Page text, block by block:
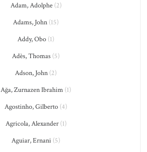
Adam, Adolphe(2)
Adams, John (15)
Addy, Obo (1)
Adès, Thomas (5)
Adson, John (2)
Ağa, Zurnazen Ibrahim (1)
Agostinho, Gilberto (4)
Agricola, Alexander(1)
Aguiar, Ernani (5)